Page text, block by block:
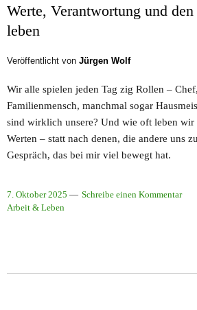
Werte, Verantwortung und
leben
Veröffentlicht von Jürgen Wolf
Wir alle spielen jeden Tag zig Rollen –
Familienmensch, manchmal sogar
sind wirklich unsere? Und wie oft leben wir
Werten – statt nach denen, die andere uns
Gespräch, das bei mir viel bewegt hat.
7. Oktober 2025
Schreibe einen Kommentar
Arbeit & Leben